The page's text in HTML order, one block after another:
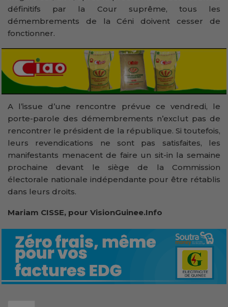
définitifs par la Cour suprême, tous les
démembrements de la Céni doivent cesser de
fonctionner.
A l’issue d’une rencontre prévue ce vendredi, le
porte-parole des démembrements n’exclut pas de
rencontrer le président de la république. Si toutefois,
leurs revendications ne sont pas satisfaites, les
manifestants menacent de faire un sit-in la semaine
prochaine devant le siège de la Commission
électorale nationale indépendante pour être rétablis
dans leurs droits.
Mariam CISSE, pour VisionGuinee.Info